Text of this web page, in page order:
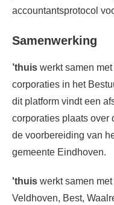
accountantsprotocol
Samenwerking
’thuis werkt samen
corporaties in het
dit platform vindt een
corporaties plaats over
de voorbereiding van
gemeente Eindhoven.
'thuis werkt samen
Veldhoven, Best,